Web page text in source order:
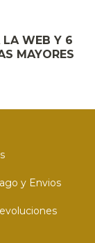
LA WEB Y 6
MAYORES
y Envios